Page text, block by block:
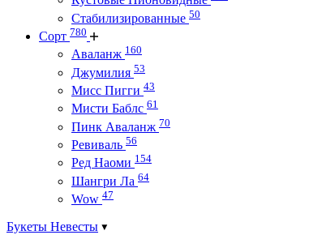
Стабилизированные 50
Сорт 780
Аваланж 160
Джумилия 53
Мисс Пигги 43
Мисти Баблс 61
Пинк Аваланж 70
Ревиваль 56
Ред Наоми 154
Шангри Ла 64
Wow 47
Букеты Невесты